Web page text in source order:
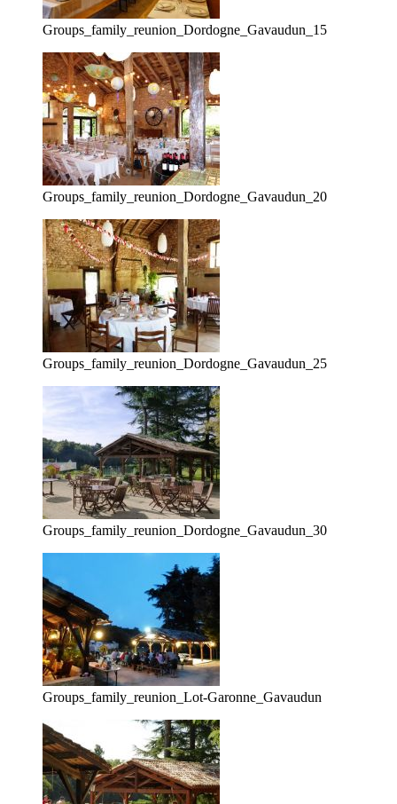
Groups_family_reunion_Dordogne_Gavaudun_15
Groups_family_reunion_Dordogne_Gavaudun_20
Groups_family_reunion_Dordogne_Gavaudun_25
Groups_family_reunion_Dordogne_Gavaudun_30
Groups_family_reunion_Lot-Garonne_Gavaudun